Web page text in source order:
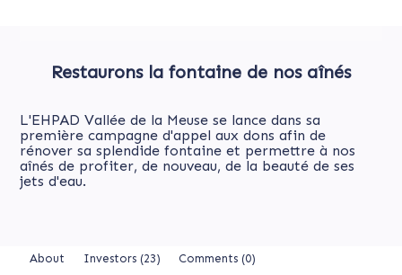
Restaurons la fontaine de nos aînés
L'EHPAD Vallée de la Meuse se lance dans sa
première campagne d'appel aux dons afin de
rénover sa splendide fontaine et permettre à nos
aînés de profiter, de nouveau, de la beauté de ses
jets d'eau.
About Investors (23) Comments (0)